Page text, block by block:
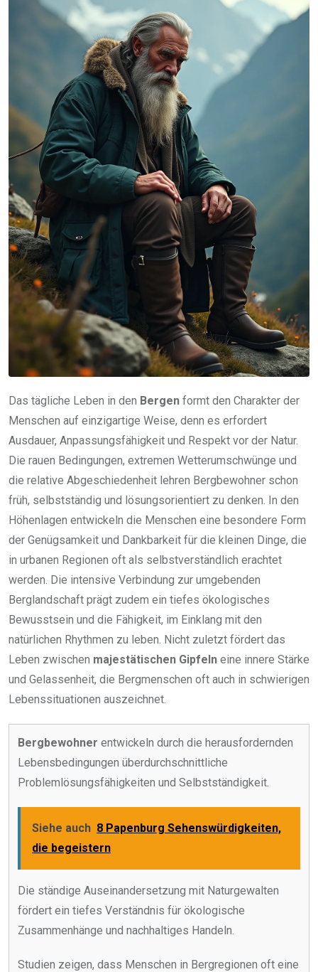
Das tägliche Leben in den Bergen formt den Charakter der
Menschen auf einzigartige Weise, denn es erfordert
Ausdauer, Anpassungsfähigkeit und Respekt vor der Natur.
Die rauen Bedingungen, extremen Wetterumschwünge und
die relative Abgeschiedenheit lehren Bergbewohner schon
früh, selbstständig und lösungsorientiert zu denken. In den
Höhenlagen entwickeln die Menschen eine besondere Form
der Genügsamkeit und Dankbarkeit für die kleinen Dinge, die
in urbanen Regionen oft als selbstverständlich erachtet
werden. Die intensive Verbindung zur umgebenden
Berglandschaft prägt zudem ein tiefes ökologisches
Bewusstsein und die Fähigkeit, im Einklang mit den
natürlichen Rhythmen zu leben. Nicht zuletzt fördert das
Leben zwischen majestätischen Gipfeln eine innere Stärke
und Gelassenheit, die Bergmenschen oft auch in schwierigen
Lebenssituationen auszeichnet.
Bergbewohner entwickeln durch die herausfordernden
Lebensbedingungen überdurchschnittliche
Problemlösungsfähigkeiten und Selbstständigkeit.
Siehe auch 8 Papenburg Sehenswürdigkeiten,
die begeistern
Die ständige Auseinandersetzung mit Naturgewalten
fördert ein tiefes Verständnis für ökologische
Zusammenhänge und nachhaltiges Handeln.
Studien zeigen, dass Menschen in Bergregionen oft eine